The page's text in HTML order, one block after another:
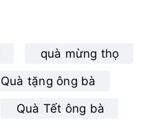
quà mừng thọ
Quà tặng ông bà
Quà Tết ông bà